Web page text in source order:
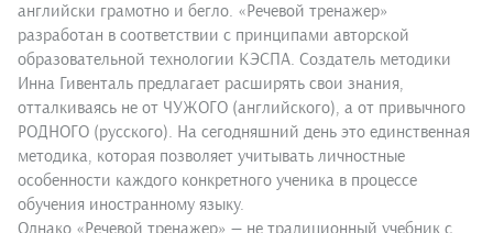
английски грамотно и бегло. «Речевой тренажер»
разработан в соответствии с принципами авторской
образовательной технологии КЭСПА. Создатель методики
Инна Гивенталь предлагает расширять свои знания,
отталкиваясь не от ЧУЖОГО (английского), а от привычного
РОДНОГО (русского). На сегодняшний день это единственная
методика, которая позволяет учитывать личностные
особенности каждого конкретного ученика в процессе
обучения иностранному языку.
Однако «Речевой тренажер» — не традиционный учебник с